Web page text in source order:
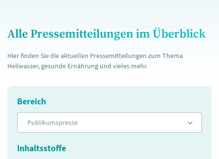
Alle Pressemitteilungen im Überblick
Hier finden Sie die aktuellen Pressemitteilungen zum Thema
Heilwasser, gesunde Ernährung und vieles mehr.
Bereich
Publikumspresse
Inhaltsstoffe